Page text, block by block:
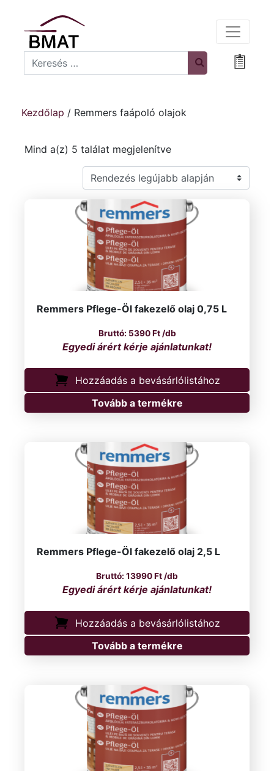
Search
Kezdőlap / Remmers faápoló olajok
Mind a(z) 5 találat megjelenítveSorted by latest
Remmers Pflege-Öl fakezelő olaj 0,75 L
5390Ft/db
Hozzáadás a bevásárlólistához
Tovább a termékre
Remmers Pflege-Öl fakezelő olaj 2,5 L
13990Ft /db
Hozzáadás a bevásárlólistához
Tovább a termékre